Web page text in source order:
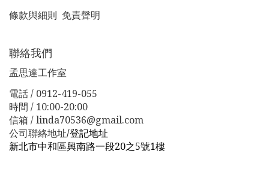
條款與細則 免責聲明
聯絡我們
孟思達工作室
電話 / 0912-419-055
時間 / 10:00-20:00
信箱 / linda70536@gmail.com
公司聯絡地址/登記地址
新北市中和區興南路一段20之5號1樓